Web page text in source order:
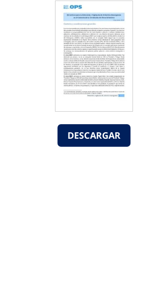
DESCARGAR